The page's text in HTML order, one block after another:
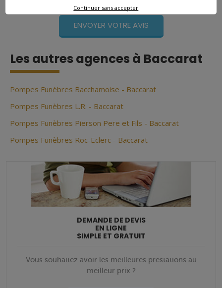
Les autres agences à Baccarat
Pompes Funèbres Bacchamoise - Baccarat
Pompes Funèbres L.R. - Baccarat
Pompes Funèbres Pierson Pere et Fils - Baccarat
Pompes Funèbres Roc-Eclerc - Baccarat
DEMANDE DE DEVIS
EN LIGNE
SIMPLE ET GRATUIT
Vous souhaitez avoir les meilleures prestations au
meilleur prix ?
Continuer sans accepter